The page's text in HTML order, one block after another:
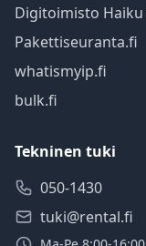
Digitoimisto Haiku
Pakettiseuranta.fi
whatismyip.fi
bulk.fi
Tekninen tuki
050-1430
tuki@rental.fi